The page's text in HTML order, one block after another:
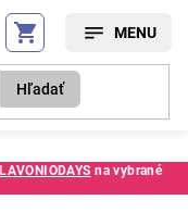
LAVONIODAYS na vybrané
Hľadať